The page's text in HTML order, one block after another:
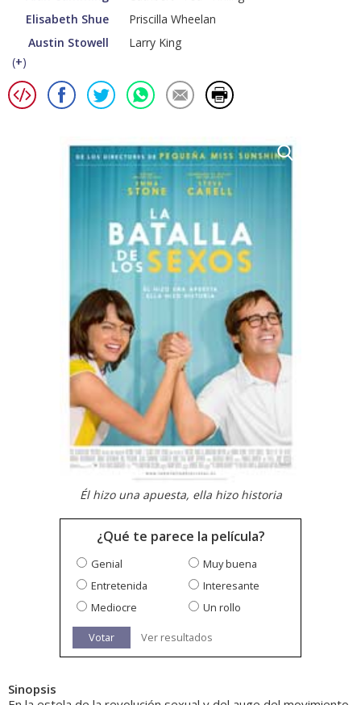
Elisabeth Shue
Priscilla Wheelan
Austin Stowell
Larry King
(+)
Él hizo una apuesta, ella hizo historia
¿Qué te parece la película?
Genial
Muy buena
Entretenida
Interesante
Mediocre
Un rollo
Votar Ver resultados
Sinopsis